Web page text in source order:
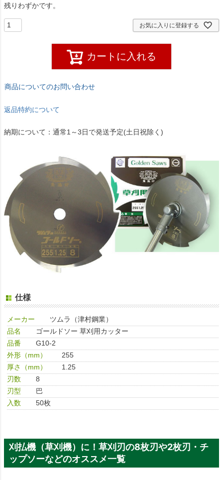
残りわずかです。
お気に入りに登録する
カートに入れる
商品についてのお問い合わせ
返品特約について
納期について：通常1～3日で発送予定(土日祝除く)
仕様
メーカー
ツムラ（津村鋼業）
品名
ゴールドソー 草刈用カッター
品番
G10-2
外形（mm）
255
厚さ（mm）
1.25
刃数
8
刃型
巴
入数
50枚